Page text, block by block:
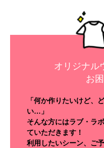
オリジナル
お
「何か作りたいけど、
い…」
そんな方にはラブ・ラ
ていただきます！
利用したいシーン、ご